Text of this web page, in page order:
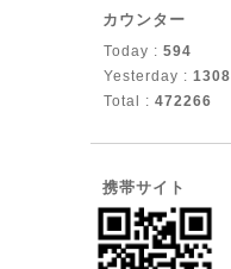
カウンター
Today : 594
Yesterday : 1308
Total : 472266
携帯サイト